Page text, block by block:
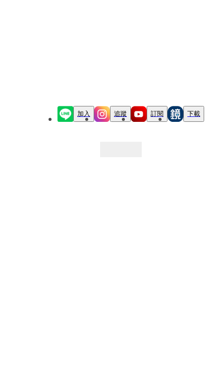
加入 追蹤 訂閱 下載